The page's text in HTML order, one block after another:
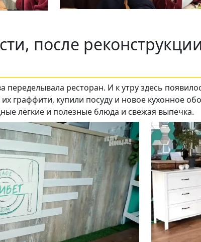
после
ресторан. И к утру здесь
граффити, купили посуду и новое кухонное
лёгкие и полезные блюда и свежая выпечка.